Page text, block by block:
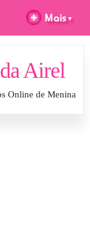
Airel
Online de Menina